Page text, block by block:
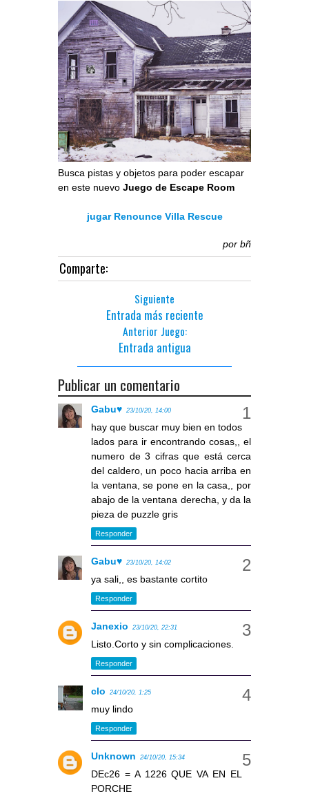
Busca pistas y objetos para poder escapar
en este nuevo Juego de Escape Room
jugar Renounce Villa Rescue
por bñ
Comparte:
Siguiente
Entrada más reciente
Anterior Juego:
Entrada antigua
Publicar un comentario
Gabu♥ 23/10/20, 14:00
hay que buscar muy bien en todos
lados para ir encontrando cosas,, el
numero de 3 cifras que está cerca
del caldero, un poco hacia arriba en
la ventana, se pone en la casa,, por
abajo de la ventana derecha, y da la
pieza de puzzle gris
Responder
Gabu♥ 23/10/20, 14:02
ya sali,, es bastante cortito
Responder
Janexio 23/10/20, 22:31
Listo.Corto y sin complicaciones.
Responder
clo 24/10/20, 1:25
muy lindo
Responder
Unknown 24/10/20, 15:34
DEc26 = A 1226 QUE VA EN EL
PORCHE